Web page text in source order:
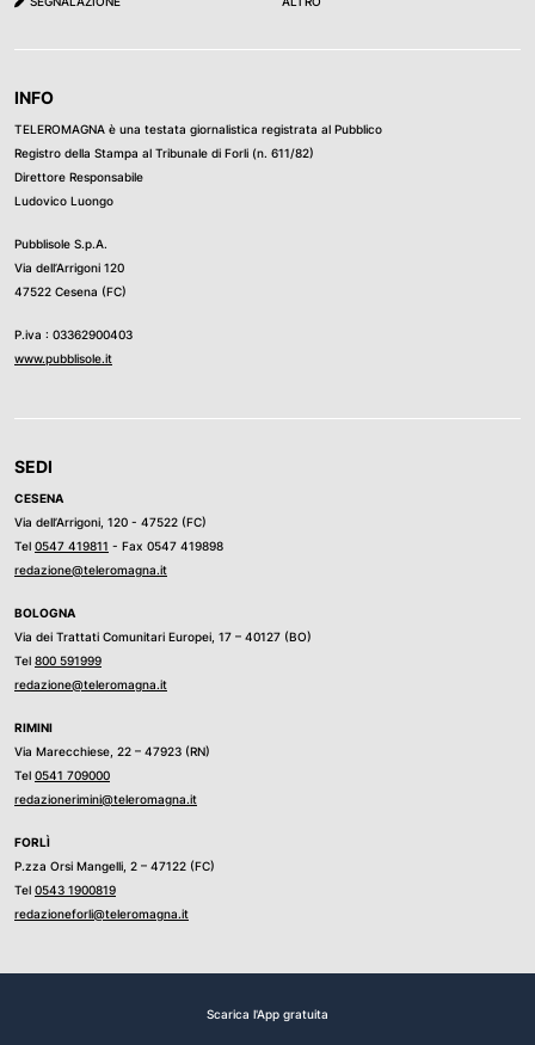
INFO
TELEROMAGNA è una testata giornalistica registrata al Pubblico
Registro della Stampa al Tribunale di Forli (n. 611/82)
Direttore Responsabile
Ludovico Luongo
Pubblisole S.p.A.
Via dell’Arrigoni 120
47522 Cesena (FC)
P.iva : 03362900403
www.pubblisole.it
SEDI
CESENA
Via dell’Arrigoni, 120 - 47522 (FC)
Tel 0547 419811 - Fax 0547 419898
redazione@teleromagna.it
BOLOGNA
Via dei Trattati Comunitari Europei, 17 – 40127 (BO)
Tel 800 591999
redazione@teleromagna.it
RIMINI
Via Marecchiese, 22 – 47923 (RN)
Tel 0541 709000
redazionerimini@teleromagna.it
FORLÌ
P.zza Orsi Mangelli, 2 – 47122 (FC)
Tel 0543 1900819
redazioneforli@teleromagna.it
Scarica l'App gratuita